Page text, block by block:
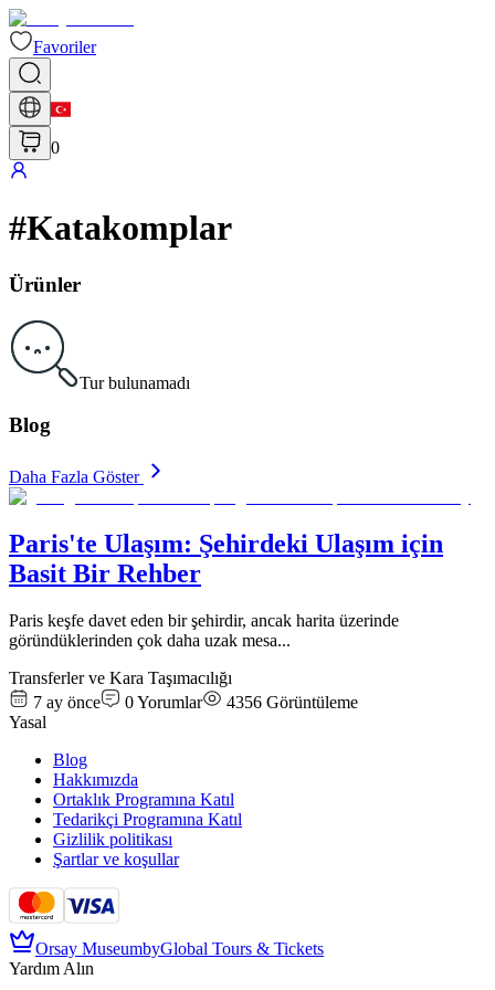
Favoriler
0
#Katakomplar
Ürünler
Tur bulunamadı
Blog
Daha Fazla Göster
Paris'te Ulaşım: Şehirdeki Ulaşım için
Basit Bir Rehber
Paris keşfe davet eden bir şehirdir, ancak harita üzerinde
göründüklerinden çok daha uzak mesa...
Transferler ve Kara Taşımacılığı
7 ay önce
0Yorumlar 4356 Görüntüleme
Yasal
Blog
Hakkımızda
Ortaklık Programına Katıl
Tedarikçi Programına Katıl
Gizlilik politikası
Şartlar ve koşullar
Orsay MuseumbyGlobal Tours & Tickets
Yardım Alın